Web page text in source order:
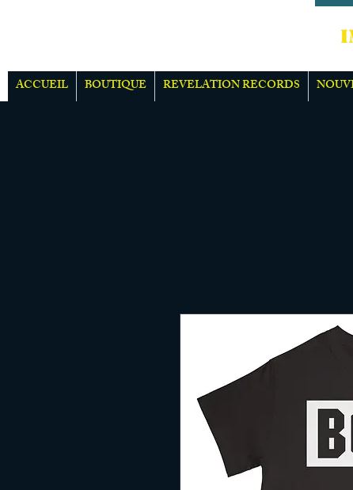
ACCUEIL BOUTIQUE REVELATION RECORDS